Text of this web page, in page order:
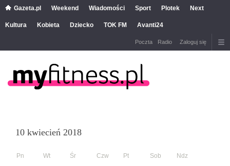
Gazeta.pl Weekend Wiadomości Sport Plotek Next
Kultura Kobieta Dziecko TOK FM Avanti24
Poczta Radio Zaloguj się
10 kwiecień 2018
Pn Wt Śr Czw Pt Sob Ndz